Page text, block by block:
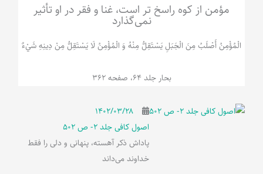
مؤمن از کوه راسخ تر است، غنا و فقر در او تأثیر
نمی‌گذارد
الْمُؤْمِنُ‌ أَصْلَبُ‌ مِنَ‌ الْجَبَلِ‌ یَسْتَقِلُّ مِنْهُ وَ الْمُؤْمِنُ لَا يَسْتَقِلُّ مِنْ دِينِهِ شَيْ‌ءٌ
بحار جلد 64، صفحه 362
۱۴۰۲/۰۳/۲۸
اصول کافی جلد 2- ص 502
پاداش ذکر آهسته، پنهانی و دلی را فقط
خداوند می‌داند